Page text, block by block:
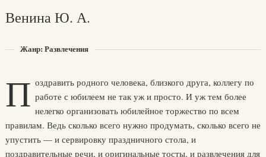
Венина Ю. А.
Жанр: Развлечения
П оздравить родного человека, близкого друга, коллегу по
работе с юбилеем не так уж и просто. И уж тем более
нелегко организовать юбилейное торжество по всем
правилам. Ведь сколько всего нужно продумать, сколько всего не
упустить — и сервировку праздничного стола, и
поздравительные речи, и оригинальные тосты, и развлечения для